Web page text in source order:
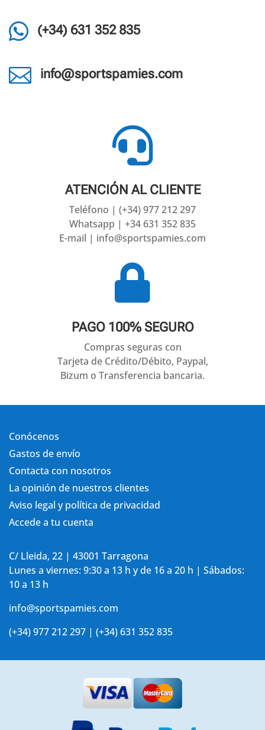
 (+34) 631 352 835
 info@sportspamies.com

ATENCIÓN AL CLIENTE
Teléfono | (+34) 977 212 297
Whatsapp | +34 631 352 835
E-mail | info@sportspamies.com

PAGO 100% SEGURO
Compras seguras con
Tarjeta de Crédito/Débito, Paypal,
Bizum o Transferencia bancaria.
Conócenos
Gastos de envío
Contacta con nosotros
La opinión de nuestros clientes
Aviso legal y política de privacidad
Accede a tu cuenta
C/ Lleida, 22 | 43001 Tarragona
Lunes a viernes: 9:30 a 13 h y de 16 a 20 h | Sábados:
10 a 13 h
info@sportspamies.com
(+34) 977 212 297 | (+34) 631 352 835